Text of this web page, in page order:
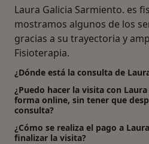
Laura Galicia Sarmiento. es
mostramos algunos de los
gracias a su trayectoria y
Fisioterapia.
¿Dónde está la consulta de
¿Puedo hacer la visita con
forma online, sin tener que
consulta?
¿Cómo se realiza el pago a
finalizar la visita?